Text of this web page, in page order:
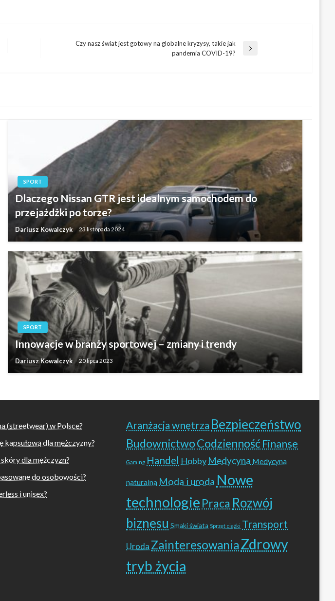
Czy nasz świat jest gotowy na globalne kryzysy, takie jak
pandemia COVID-19?
SPORT
Dlaczego Nissan GTR jest idealnym samochodem do
przejażdżki po torze?
Dariusz Kowalczyk 23 listopada 2024
SPORT
Innowacje w branży sportowej – zmiany i trendy
Dariusz Kowalczyk 20 lipca 2023
(streetwear) w Polsce?
dla mężczyzny?
dla mężczyzn?
do osobowości?
i unisex?
Aranżacja wnętrza Bezpieczeństwo
BudownictwoCodziennośćFinanse
Gaming Handel Hobby Medycyna Medycyna
naturalna Moda i uroda Nowe
technologie Praca Rozwój
biznesu Smaki świata Sprzęt ciężki Transport
Uroda ZainteresowaniaZdrowy
tryb życia